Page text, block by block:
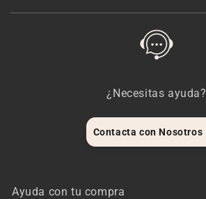
¿Necesitas ayuda?
Contacta con Nosotros
Ayuda con tu compra